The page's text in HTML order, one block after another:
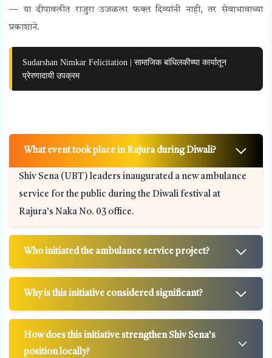
—या दीपावलीत राजुरा उजळला फक्त दिव्यांनी नाही, तर सेवाभावाच्या
प्रकाशाने.
Sudarshan Nimkar Felicitation | सामाजिक बांधिलकीच्या कार्यातून
प्रेरणादायी उपक्रम
What event took place in Rajura during Diwali?
Shiv Sena (UBT) leaders inaugurated a new ambulance
service for the public during the Diwali festival at
Rajura’s Naka No. 03 office.
Who initiated the ambulance service project?
Why is this initiative considered significant?
How does this initiative strengthen Shiv Sena’s
position locally?